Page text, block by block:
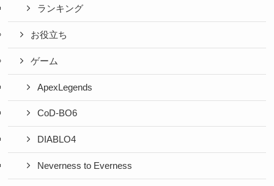
ランキング
お役立ち
ゲーム
ApexLegends
CoD-BO6
DIABLO4
Neverness to Everness